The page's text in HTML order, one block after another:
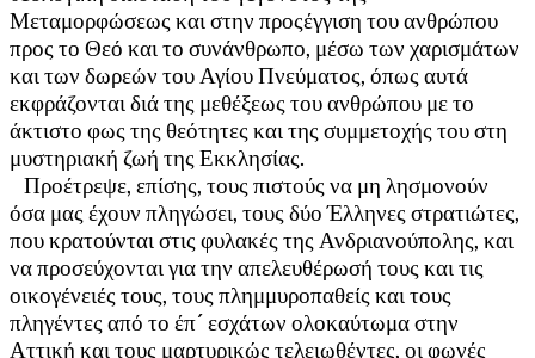
Μεταμορφώσεως και στην προςέγγιση του ανθρώπου
προς το Θεό και το συνάνθρωπο, μέσω των χαρισμάτων
και των δωρεών του Αγίου Πνεύματος, όπως αυτά
εκφράζονται διά της μεθέξεως του ανθρώπου με το
άκτιστο φως της θεότητες και της συμμετοχής του στη
μυστηριακή ζωή της Εκκλησίας.
Προέτρεψε, επίσης, τους πιστούς να μη λησμονούν
όσα μας έχουν πληγώσει, τους δύο Έλληνες στρατιώτες,
που κρατούνται στις φυλακές της Ανδριανούπολης, και
να προσεύχονται για την απελευθέρωσή τους και τις
οικογένειές τους, τους πλημμυροπαθείς και τους
πληγέντες από το έπ´ εσχάτων ολοκαύτωμα στην
Αττική και τους μαρτυρικώς τελειωθέντες, οι φωνές